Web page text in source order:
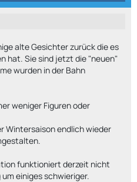
alte Gesichter zurück die es
hat. Sie sind jetzt die "neuen"
wurden in der Bahn
weniger Figuren oder
Wintersaison endlich wieder
funktioniert derzeit nicht
einiges schwieriger.